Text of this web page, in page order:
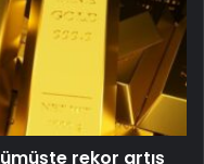
rekor artış